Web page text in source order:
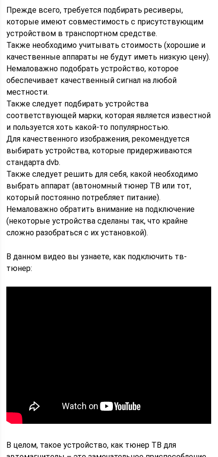
Прежде всего, требуется подбирать ресиверы,
которые имеют совместимость с присутствующим
устройством в транспортном средстве.
Также необходимо учитывать стоимость (хорошие и
качественные аппараты не будут иметь низкую цену).
Немаловажно подобрать устройство, которое
обеспечивает качественный сигнал на любой
местности.
Также следует подбирать устройства
соответствующей марки, которая является известной
и пользуется хоть какой-то популярностью.
Для качественного изображения, рекомендуется
выбирать устройства, которые придерживаются
стандарта dvb.
Также следует решить для себя, какой необходимо
выбрать аппарат (автономный тюнер ТВ или тот,
который постоянно потребляет питание).
Немаловажно обратить внимание на подключение
(некоторые устройства сделаны так, что крайне
сложно разобраться с их установкой).
В данном видео вы узнаете, как подключить тв-
тюнер:
В целом, такое устройство, как тюнер ТВ для